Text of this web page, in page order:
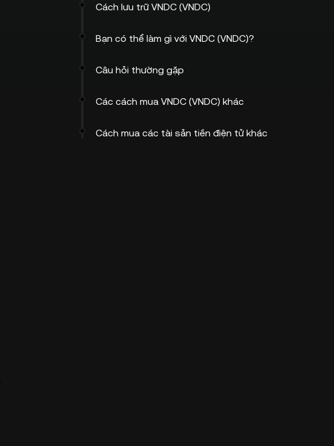
Cách lưu trữ VNDC (VNDC)
Bạn có thể làm gì với VNDC (VNDC)?
Câu hỏi thường gặp
Các cách mua VNDC (VNDC) khác
Cách mua các tài sản tiền điện tử khác